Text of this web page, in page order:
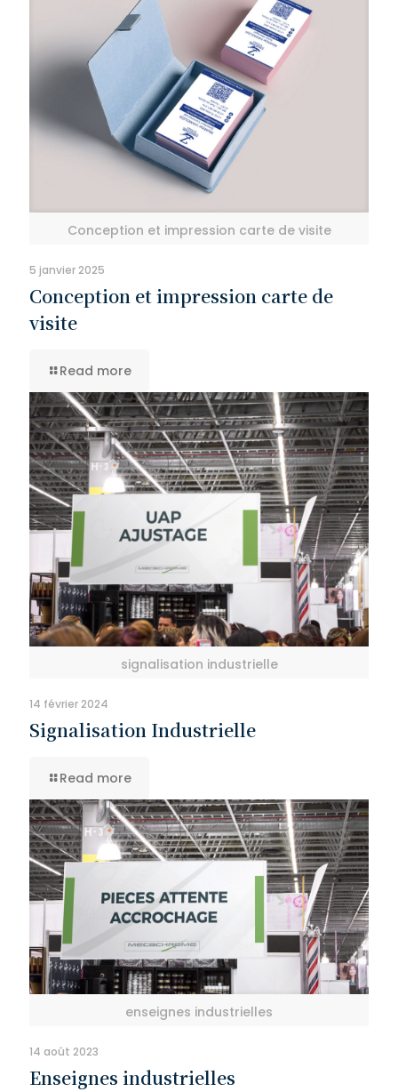
Conception et impression carte de visite
5 janvier 2025
Conception et impression carte de
visite
Read more
signalisation industrielle
14 février 2024
Signalisation Industrielle
Read more
enseignes industrielles
14 août 2023
Enseignes industrielles